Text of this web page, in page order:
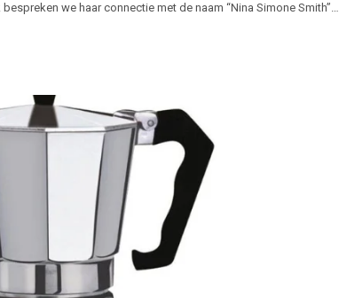
we haar connectie met de naam “Nina Simone Smith”…